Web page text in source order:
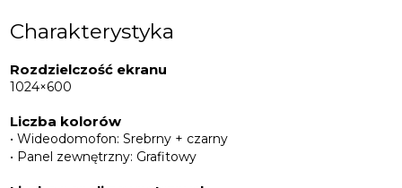
Charakterystyka
Rozdzielczość ekranu
1024×600
Liczba kolorów
• Wideodomofon: Srebrny + czarny
• Panel zewnętrzny: Grafitowy